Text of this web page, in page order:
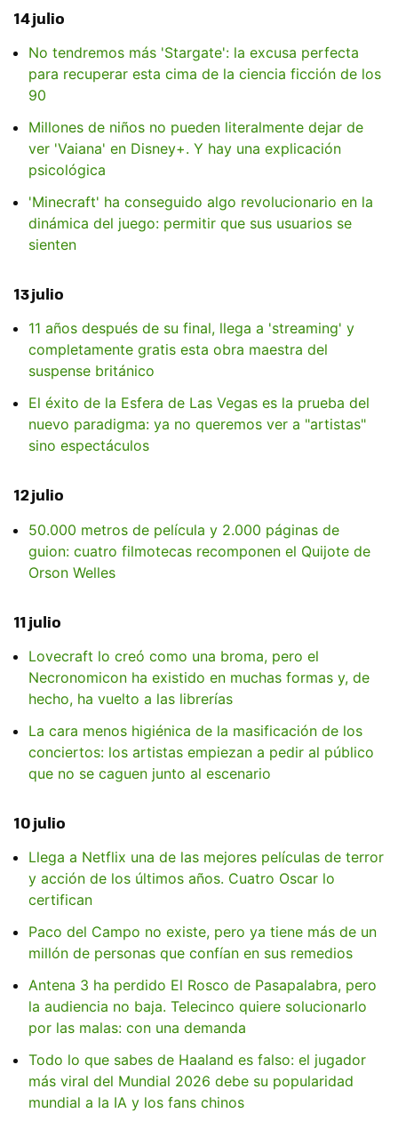
14 julio
No tendremos más 'Stargate': la excusa perfecta
para recuperar esta cima de la ciencia ficción de los
90
Millones de niños no pueden literalmente dejar de
ver 'Vaiana' en Disney+. Y hay una explicación
psicológica
'Minecraft' ha conseguido algo revolucionario en la
dinámica del juego: permitir que sus usuarios se
sienten
13 julio
11 años después de su final, llega a 'streaming' y
completamente gratis esta obra maestra del
suspense británico
El éxito de la Esfera de Las Vegas es la prueba del
nuevo paradigma: ya no queremos ver a "artistas"
sino espectáculos
12 julio
50.000 metros de película y 2.000 páginas de
guion: cuatro filmotecas recomponen el Quijote de
Orson Welles
11 julio
Lovecraft lo creó como una broma, pero el
Necronomicon ha existido en muchas formas y, de
hecho, ha vuelto a las librerías
La cara menos higiénica de la masificación de los
conciertos: los artistas empiezan a pedir al público
que no se caguen junto al escenario
10 julio
Llega a Netflix una de las mejores películas de terror
y acción de los últimos años. Cuatro Oscar lo
certifican
Paco del Campo no existe, pero ya tiene más de un
millón de personas que confían en sus remedios
Antena 3 ha perdido El Rosco de Pasapalabra, pero
la audiencia no baja. Telecinco quiere solucionarlo
por las malas: con una demanda
Todo lo que sabes de Haaland es falso: el jugador
más viral del Mundial 2026 debe su popularidad
mundial a la IA y los fans chinos